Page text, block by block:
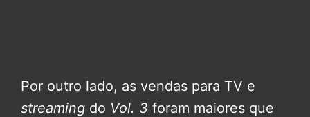
Por outro lado, as vendas para TV e
streaming do Vol. 3 foram maiores que